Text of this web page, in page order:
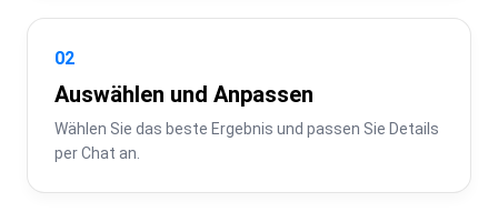
02
Auswählen und Anpassen
Wählen Sie das beste Ergebnis und passen Sie Details
per Chat an.